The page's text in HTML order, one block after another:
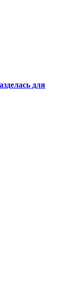
для